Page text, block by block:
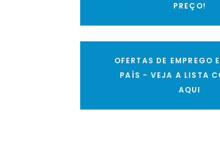
PREÇO!
OFERTAS DE EMPREGO
PAÍS - VEJA A LISTA
AQUI